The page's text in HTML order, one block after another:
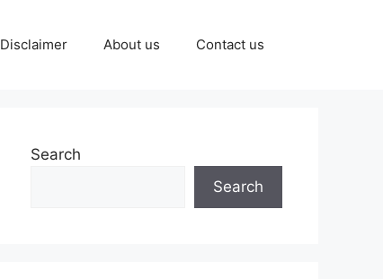
Disclaimer About us Contact us
Search
Search